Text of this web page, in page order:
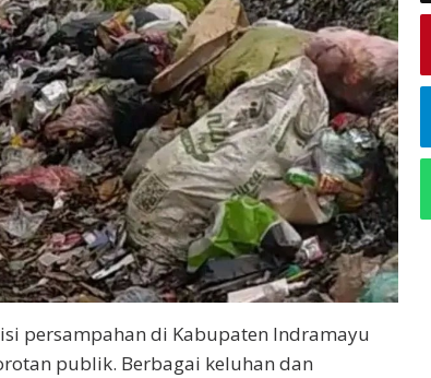
persampahan di Kabupaten Indramayu
publik. Berbagai keluhan dan